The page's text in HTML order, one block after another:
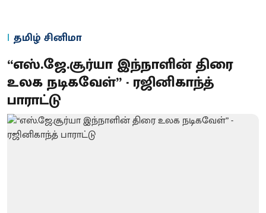
தமிழ் சினிமா
“எஸ்.ஜே.சூர்யா இந்நாளின்‌ திரை
உலக நடிகவேள்‌” - ரஜினிகாந்த்
பாராட்டு